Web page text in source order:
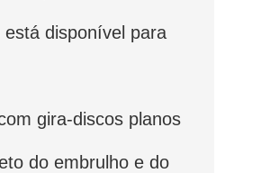
disponível para
gira-discos planos
do embrulho e do